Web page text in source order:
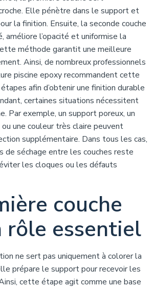
Elle pénètre dans le support et
la finition. Ensuite, la seconde couche
améliore l’opacité et uniformise la
méthode garantit une meilleure
Ainsi, de nombreux professionnels
piscine epoxy recommandent cette
afin d’obtenir une finition durable
certaines situations nécessitent
Par exemple, un support poreux, un
ou une couleur très claire peuvent
supplémentaire. Dans tous les cas,
de séchage entre les couches reste
les cloques ou les défauts
couche
rôle essentiel
ne sert pas uniquement à colorer la
prépare le support pour recevoir les
cette étape agit comme une base